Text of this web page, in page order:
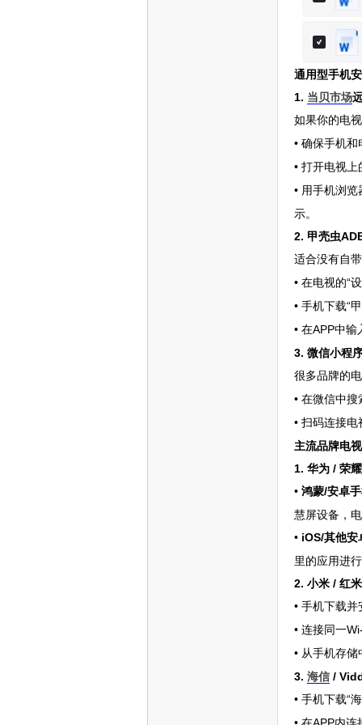
通用型手机
1. 当贝市场
如果你的电
• 确保手机
• 打开电视上
• 用手机浏览
示。
2. 甲壳虫
适合没有自
• 在电视的“
• 手机下载“
• 在APP中输
3. 微信小程
很多品牌的
• 在微信中搜
• 扫码连接电
主流品牌电
1. 华为 / 荣
• 鸿蒙/安卓
慧屏设备，
• iOS/其他安
里的应用进
2. 小米 / 红
• 手机下载并
• 连接同一
• 从手机存储
3. 海信 /
• 手机下载“